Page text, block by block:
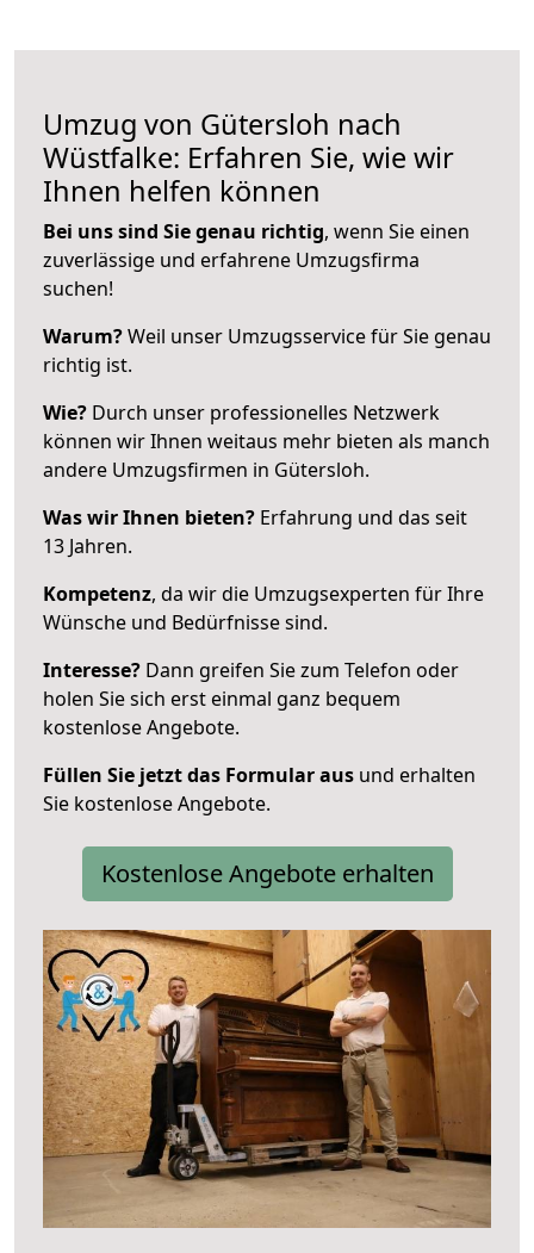
Umzug von Gütersloh nach
Wüstfalke: Erfahren Sie, wie wir
Ihnen helfen können
Bei uns sind Sie genau richtig, wenn Sie einen
zuverlässige und erfahrene Umzugsfirma
suchen!
Warum?Weil unser Umzugsservice für Sie genau
richtig ist.
Wie? Durch unser professionelles Netzwerk
können wir Ihnen weitaus mehr bieten als manch
andere Umzugsfirmen in Gütersloh.
Was wir Ihnen bieten? Erfahrung und das seit
13 Jahren.
Kompetenz, da wir die Umzugsexperten für Ihre
Wünsche und Bedürfnisse sind.
Interesse? Dann greifen Sie zum Telefon oder
holen Sie sich erst einmal ganz bequem
kostenlose Angebote.
Füllen Sie jetzt das Formular aus und erhalten
Sie kostenlose Angebote.
Kostenlose Angebote erhalten